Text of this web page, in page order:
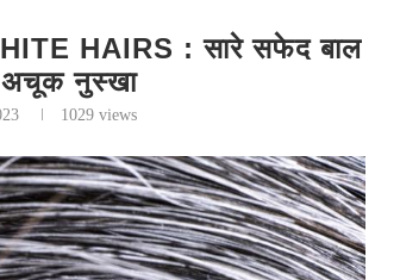
HAIRS : सारे सफेद बाल
अचूक नुस्खा
1029 views